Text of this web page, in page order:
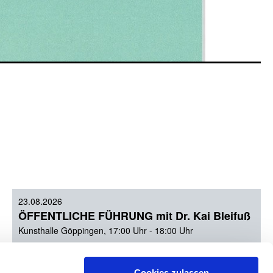
23.08.2026
ÖFFENTLICHE FÜHRUNG mit Dr. Kai Bleifuß
Kunsthalle Göppingen, 17:00 Uhr - 18:00 Uhr